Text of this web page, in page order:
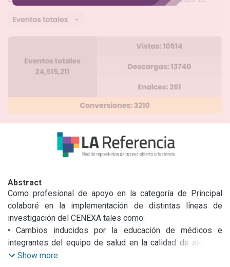
Abstract
Como profesional de apoyo en la categoría de Principal
colaboré en la implementación de distintas líneas de
investigación del CENEXA tales como:
• Cambios inducidos por la educación de médicos e
integrantes del equipo de salud en la calidad de atención
de personas con diabetes
Show more